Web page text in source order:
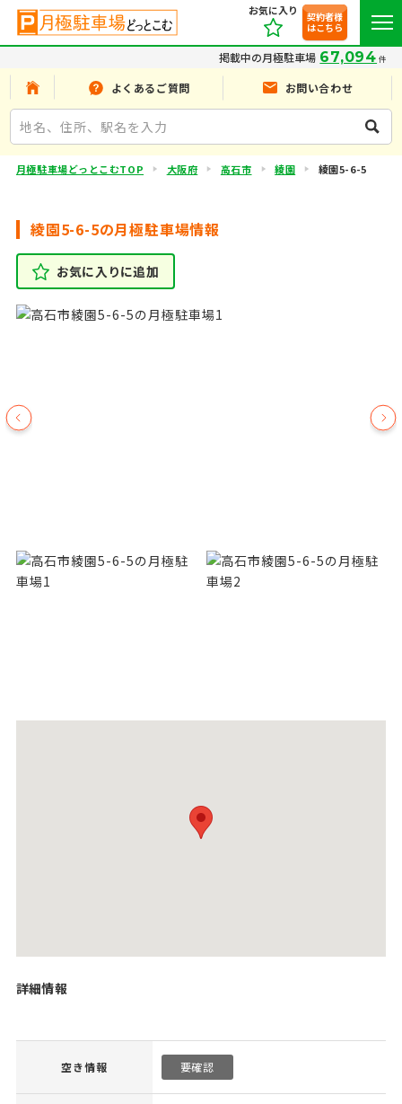
お気に入り
契約者様
はこちら
掲載中の月極駐車場 67,094 件
よくあるご質問 お問い合わせ
月極駐車場どっとこむTOP 大阪府 高石市 綾園 綾園5-6-5
綾園5-6-5の月極駐車場情報
お気に入りに追加
詳細情報
空き情報 要確認